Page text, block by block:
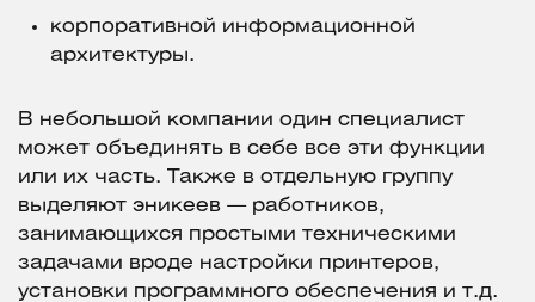
корпоративной информационной
архитектуры.
В небольшой компании один специалист
может объединять в себе все эти функции
или их часть. Также в отдельную группу
выделяют эникеев — работников,
занимающихся простыми техническими
задачами вроде настройки принтеров,
установки программного обеспечения и т.д.